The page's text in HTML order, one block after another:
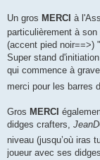
Un gros MERCI à
particulièrement à
(accent pied noir==>)
Super stand
qui commence à
merci pour les barres
Gros MERCI
didges crafters,
niveau (jusqu’où iras
joueur avec ses